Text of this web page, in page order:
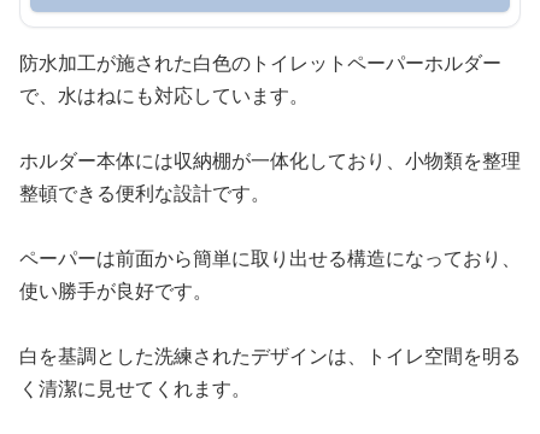
防水加工が施された白色のトイレットペーパーホルダー
で、水はねにも対応しています。
ホルダー本体には収納棚が一体化しており、小物類を整理
整頓できる便利な設計です。
ペーパーは前面から簡単に取り出せる構造になっており、
使い勝手が良好です。
白を基調とした洗練されたデザインは、トイレ空間を明る
く清潔に見せてくれます。